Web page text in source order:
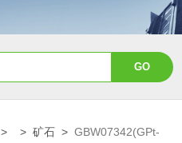
> >矿石 >GBW07342(GPt-